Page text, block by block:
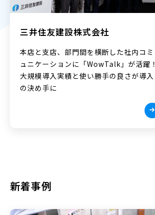
三井住友建設株式会社
本店と支店、部門間を横断した社内コミ
ュニケーションに「WowTalk」が活躍！
大規模導入実績と使い勝手の良さが導入
の決め手に
新着事例